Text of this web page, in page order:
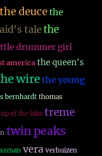
the deuce the
talethe
drummer girl
america the queen's
wire the young
bernhardt thomas
of the lake treme
twin peaks
vera verhuizen